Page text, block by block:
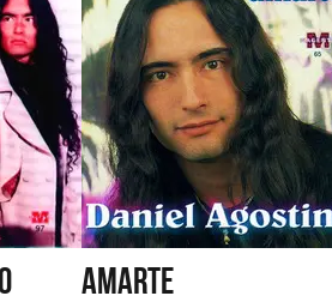
AMARTE